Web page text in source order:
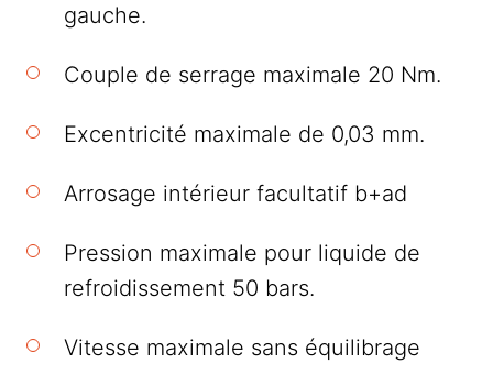
gauche.
Couple de serrage maximale 20 Nm.
Excentricité maximale de 0,03 mm.
Arrosage intérieur facultatif b+ad
Pression maximale pour liquide de
refroidissement 50 bars.
Vitesse maximale sans équilibrage